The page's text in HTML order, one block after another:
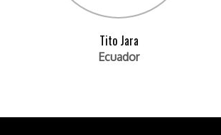
Tito Jara
Ecuador